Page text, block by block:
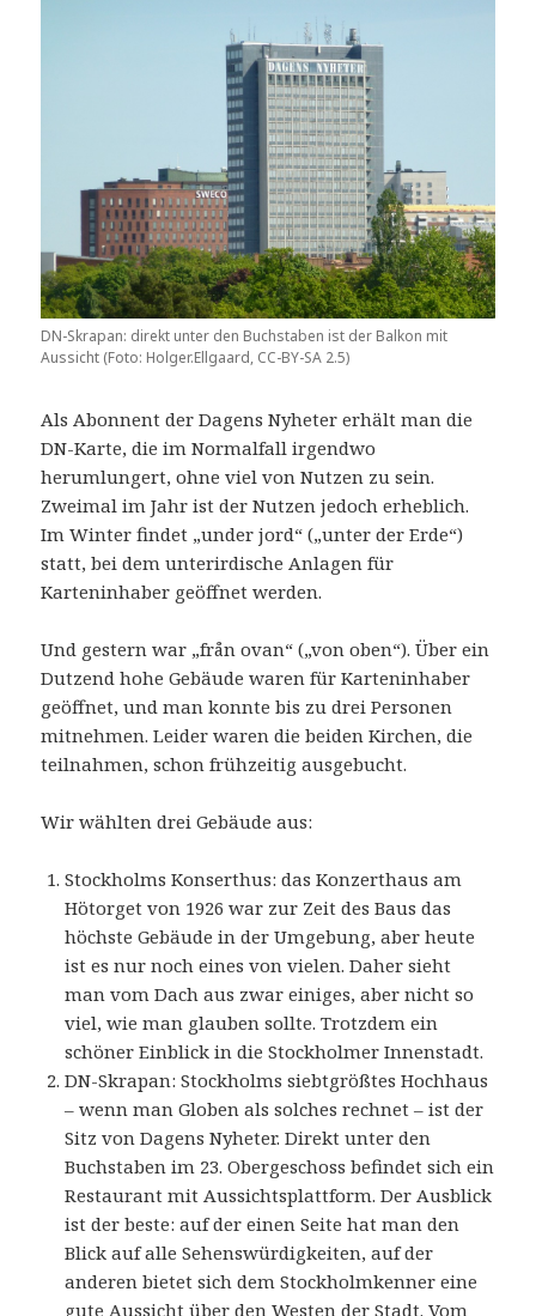
DN-Skrapan: direkt unter den Buchstaben ist der Balkon mit
Aussicht (Foto: Holger.Ellgaard, CC-BY-SA 2.5)
Als Abonnent der Dagens Nyheter erhält man die
DN-Karte, die im Normalfall irgendwo
herumlungert, ohne viel von Nutzen zu sein.
Zweimal im Jahr ist der Nutzen jedoch erheblich.
Im Winter findet „under jord“ („unter der Erde“)
statt, bei dem unterirdische Anlagen für
Karteninhaber geöffnet werden.
Und gestern war „från ovan“ („von oben“). Über ein
Dutzend hohe Gebäude waren für Karteninhaber
geöffnet, und man konnte bis zu drei Personen
mitnehmen. Leider waren die beiden Kirchen, die
teilnahmen, schon frühzeitig ausgebucht.
Wir wählten drei Gebäude aus:
Stockholms Konserthus: das Konzerthaus am
Hötorget von 1926 war zur Zeit des Baus das
höchste Gebäude in der Umgebung, aber heute
ist es nur noch eines von vielen. Daher sieht
man vom Dach aus zwar einiges, aber nicht so
viel, wie man glauben sollte. Trotzdem ein
schöner Einblick in die Stockholmer Innenstadt.
DN-Skrapan: Stockholms siebtgrößtes Hochhaus
– wenn man Globen als solches rechnet – ist der
Sitz von Dagens Nyheter. Direkt unter den
Buchstaben im 23. Obergeschoss befindet sich ein
Restaurant mit Aussichtsplattform. Der Ausblick
ist der beste: auf der einen Seite hat man den
Blick auf alle Sehenswürdigkeiten, auf der
anderen bietet sich dem Stockholmkenner eine
gute Aussicht über den Westen der Stadt. Vom